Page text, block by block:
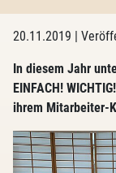
20.11.2019 |
In diesem Jahr
EINFACH!
ihrem Mitarbeiter-